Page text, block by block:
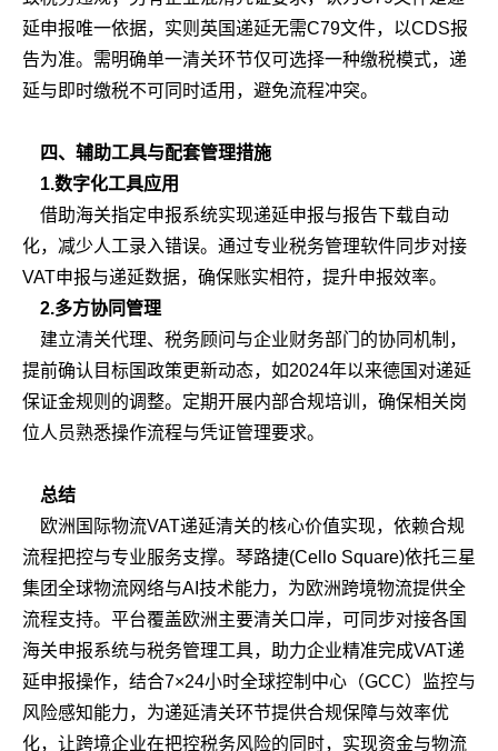
延申报唯一依据，实则英国递延无需C79文件，以CDS报
告为准。需明确单一清关环节仅可选择一种缴税模式，递
延与即时缴税不可同时适用，避免流程冲突。
四、辅助工具与配套管理措施
1.数字化工具应用
借助海关指定申报系统实现递延申报与报告下载自动
化，减少人工录入错误。通过专业税务管理软件同步对接
VAT申报与递延数据，确保账实相符，提升申报效率。
2.多方协同管理
建立清关代理、税务顾问与企业财务部门的协同机制，
提前确认目标国政策更新动态，如2024年以来德国对递延
保证金规则的调整。定期开展内部合规培训，确保相关岗
位人员熟悉操作流程与凭证管理要求。
总结
欧洲国际物流VAT递延清关的核心价值实现，依赖合规
流程把控与专业服务支撑。琴路捷(Cello Square)依托三星
集团全球物流网络与AI技术能力，为欧洲跨境物流提供全
流程支持。平台覆盖欧洲主要清关口岸，可同步对接各国
海关申报系统与税务管理工具，助力企业精准完成VAT递
延申报操作，结合7×24小时全球控制中心（GCC）监控与
风险感知能力，为递延清关环节提供合规保障与效率优
化，让跨境企业在把控税务风险的同时，实现资金与物流